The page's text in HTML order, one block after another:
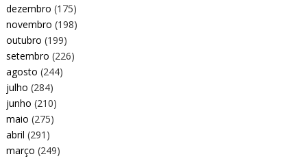
dezembro (175)
novembro (198)
outubro (199)
setembro (226)
agosto (244)
julho (284)
junho (210)
maio (275)
abril (291)
março (249)